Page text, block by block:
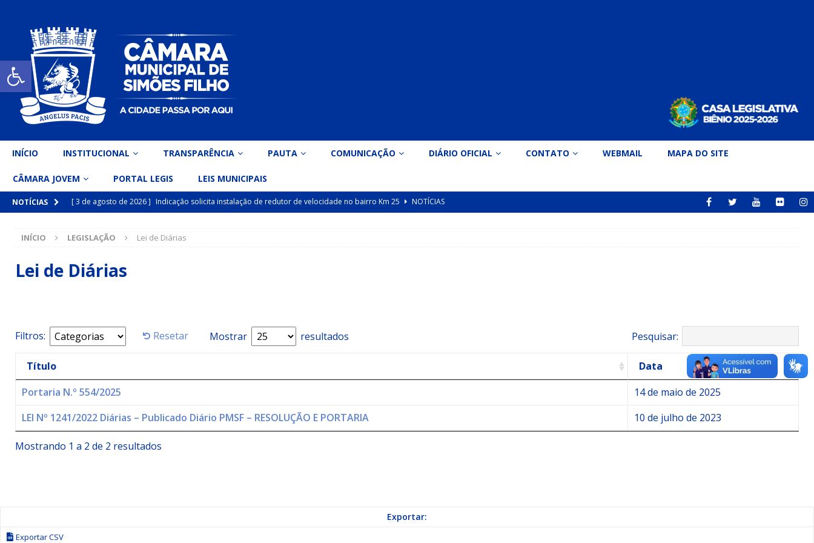
Open toolbar
INÍCIO INSTITUCIONAL TRANSPARÊNCIA PAUTA COMUNICAÇÃO DIÁRIO OFICIAL CONTATO WEBMAIL MAPA DO SITE
CÂMARA JOVEM PORTAL LEGIS LEIS MUNICIPAIS
NOTÍCIAS [ 3 de agosto de 2026 ] Indicação solicita instalação de redutor de velocidade no bairro Km 25
NOTÍCIAS
inclusiva
DESTAQUE
[ 15 de julho de 2026 ]
DESTAQUE
[ 3 de agosto de 2026 ]
Indicação propõe criação do Programa Municipal “Aluno Nota Dez”
INÍCIO LEGISLAÇÃO Lei de Diárias
Lei de Diárias
Filtros: Resetar Mostrar resultados Pesquisar:
Título
Data
Portaria N.º 554/2025
14 de maio de 2025
LEI Nº 1241/2022 Diárias – Publicado Diário PMSF – RESOLUÇÃO E PORTARIA
10 de julho de 2023
Mostrando 1 a 2 de 2 resultados
Exportar:
Exportar CSV